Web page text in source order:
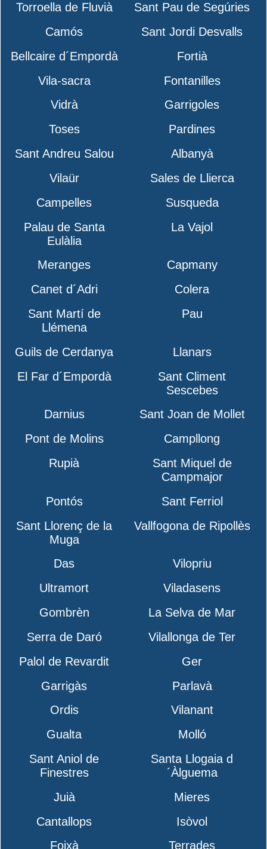
Torroella de Fluvià
Sant Pau de Segúries
Camós
Sant Jordi Desvalls
Bellcaire d´Empordà
Fortià
Vila-sacra
Fontanilles
Vidrà
Garrigoles
Toses
Pardines
Sant Andreu Salou
Albanyà
Vilaür
Sales de Llierca
Campelles
Susqueda
Palau de Santa
Eulàlia
La Vajol
Meranges
Capmany
Canet d´Adri
Colera
Sant Martí de
Llémena
Pau
Guils de Cerdanya
Llanars
El Far d´Empordà
Sant Climent
Sescebes
Darnius
Sant Joan de Mollet
Pont de Molins
Campllong
Rupià
Sant Miquel de
Campmajor
Pontós
Sant Ferriol
Sant Llorenç de la
Muga
Vallfogona de Ripollès
Das
Vilopriu
Ultramort
Viladasens
Gombrèn
La Selva de Mar
Serra de Daró
Vilallonga de Ter
Palol de Revardit
Ger
Garrigàs
Parlavà
Ordis
Vilanant
Gualta
Molló
Sant Aniol de
Finestres
Santa Llogaia d
´Àlguema
Juià
Mieres
Cantallops
Isòvol
Foixà
Terrades